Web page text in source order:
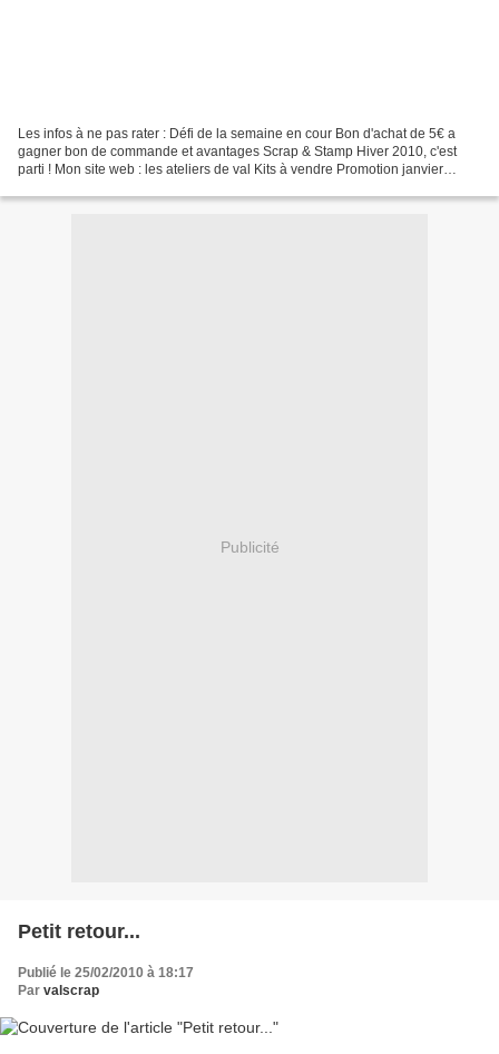
Les infos à ne pas rater : Défi de la semaine en cour Bon d'achat de 5€ a
gagner bon de commande et avantages Scrap & Stamp Hiver 2010, c'est
parti ! Mon site web : les ateliers de val Kits à vendre Promotion janvier
Publicité
Petit retour...
Publié le 25/02/2010 à 18:17
Par valscrap